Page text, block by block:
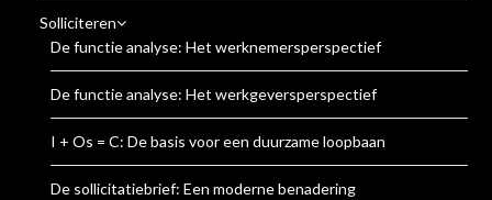
Solliciteren
De functie analyse: Het werknemersperspectief
De functie analyse: Het werkgeversperspectief
I + Os = C: De basis voor een duurzame loopbaan
De sollicitatiebrief: Een moderne benadering